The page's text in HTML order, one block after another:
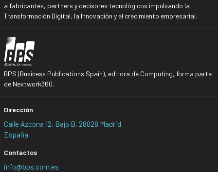
a fabricantes, partners y decisores tecnológicos impulsando la
Transformación Digital, la Innovación y el crecimiento empresarial.
BPS (Business Publications Spain), editora de Computing, forma parte
de Nextwork360.
Dirección
Calle Azcona 12, Bajo B, 28028 Madrid
España
Contactos
info@bps.com.es